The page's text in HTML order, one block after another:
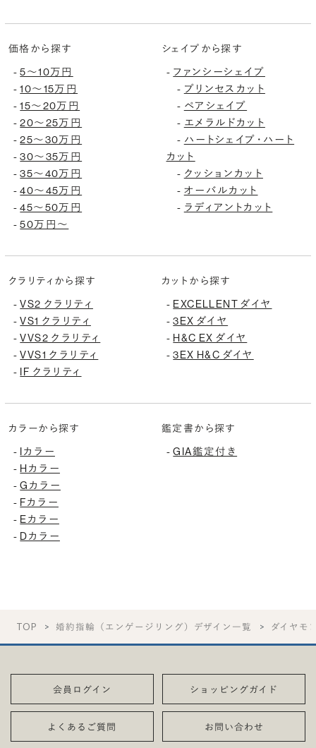
価格から探す
-5〜10万円
-10〜15万円
-15〜20万円
-20〜25万円
-25〜30万円
-30〜35万円
-35〜40万円
-40〜45万円
-45〜50万円
-50万円〜
シェイプから探す
- ファンシーシェイプ
- プリンセスカット
- ペアシェイプ
- エメラルドカット
- ハートシェイプ・ハート
カット
- クッションカット
- オーバルカット
- ラディアントカット
クラリティから探す
-VS2 クラリティ
-VS1 クラリティ
-VVS2 クラリティ
-VVS1 クラリティ
-
IF クラリティ
カットから探す
- EXCELLENT ダイヤ
-3EX ダイヤ
- H&C EX ダイヤ
-3EX H&C ダイヤ
カラーから探す
-
Iカラー
- Hカラー
-Gカラー
- Fカラー
- Eカラー
- Dカラー
鑑定書から探す
-GIA鑑定付き
TOP 婚約指輪（エンゲージリング）デザイン一覧 ダイヤモ
会員ログイン ショッピングガイド
よくあるご質問 お問い合わせ